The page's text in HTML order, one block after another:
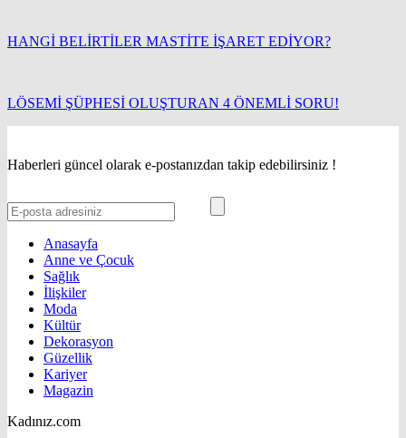
HANGİ BELİRTİLER MASTİTE İŞARET EDİYOR?
LÖSEMİ ŞÜPHESİ OLUŞTURAN 4 ÖNEMLİ SORU!
Haberleri güncel olarak e-postanızdan takip edebilirsiniz !
Anasayfa
Anne ve Çocuk
Sağlık
İlişkiler
Moda
Kültür
Dekorasyon
Güzellik
Kariyer
Magazin
Kadınız.com